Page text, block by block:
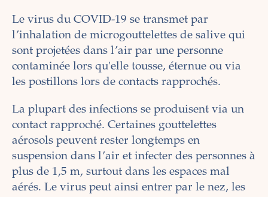
Le virus du COVID-19 se transmet par
l’inhalation de microgouttelettes de salive qui
sont projetées dans l’air par une personne
contaminée lors qu'elle tousse, éternue ou via
les postillons lors de contacts rapprochés.
La plupart des infections se produisent via un
contact rapproché. Certaines gouttelettes
aérosols peuvent rester longtemps en
suspension dans l’air et infecter des personnes à
plus de 1,5 m, surtout dans les espaces mal
aérés. Le virus peut ainsi entrer par le nez, les